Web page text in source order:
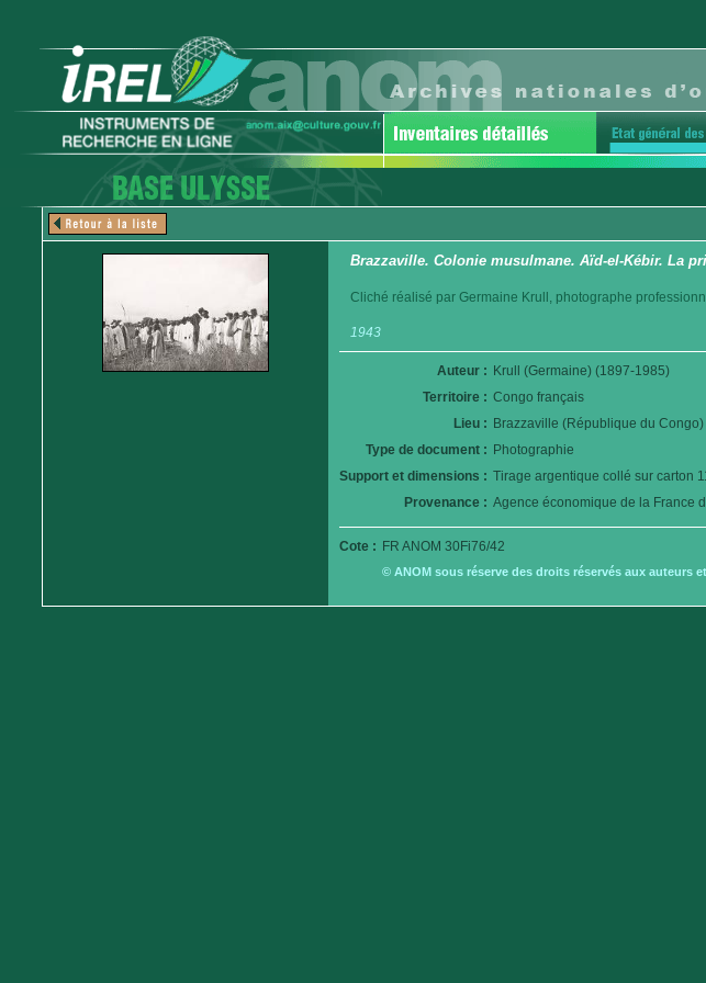
Brazzaville. Colonie musulmane. Aïd-el-Kébir. La
Cliché réalisé par Germaine Krull, photographe
1943
Auteur : Krull (Germaine) (1897-1985)
Territoire : Congo français
Lieu : Brazzaville (République du Congo)
Type de document : Photographie
Support et dimensions : Tirage argentique collé sur carton
Provenance : Agence économique de la France
Cote : FR ANOM 30Fi76/42
© ANOM sous réserve des droits réservés aux auteurs